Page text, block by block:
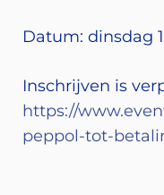
Datum: dinsdag
Inschrijven is
https://
peppol-tot-